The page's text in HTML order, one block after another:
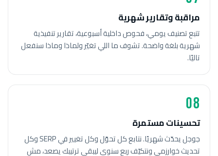
مراقبة وتقارير شهرية
تتبع تصنيف يومي، فحوص داخلية أسبوعية، تقارير تنفيذية
شهرية بلغة واضحة. تشوف ما اللي تغيّر ولماذا وماذا سنفعل
تاليًا.
08
تحسينات مستمرة
جوجل يحدّث شهريًا. نتابع كل تحوّل وكل تغيير في SERP وكل
تحديث خوارزمي ونتكيّف ربع سنوي ليبقى ترتيبك يصعد، مش